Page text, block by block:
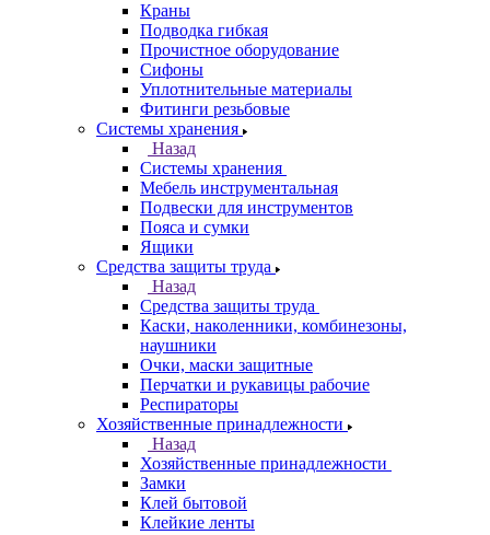
Краны
Подводка гибкая
Прочистное оборудование
Сифоны
Уплотнительные материалы
Фитинги резьбовые
Системы хранения
Назад
Системы хранения
Мебель инструментальная
Подвески для инструментов
Пояса и сумки
Ящики
Средства защиты труда
Назад
Средства защиты труда
Каски, наколенники, комбинезоны,
наушники
Очки, маски защитные
Перчатки и рукавицы рабочие
Респираторы
Хозяйственные принадлежности
Назад
Хозяйственные принадлежности
Замки
Клей бытовой
Клейкие ленты